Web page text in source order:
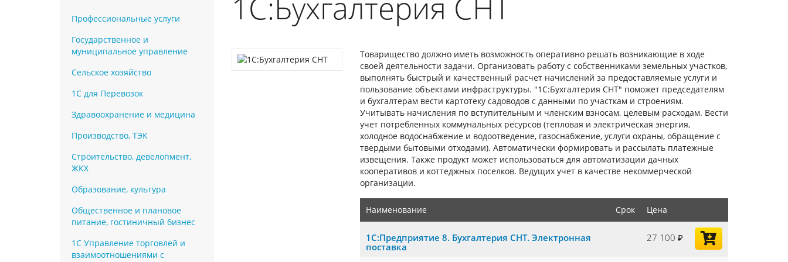
Профессиональные услуги
Государственное и
муниципальное управление
Сельское хозяйство
1С для Перевозок
Здравоохранение и медицина
Производство, ТЭК
Строительство, девелопмент,
ЖКХ
Образование, культура
Общественное и плановое
питание, гостиничный бизнес
1С Управление торговлей и
взаимоотношениями с
Товарищество должно иметь возможность оперативно решать возникающие в ходе
своей деятельности задачи. Организовать работу с собственниками земельных участков,
выполнять быстрый и качественный расчет начислений за предоставляемые услуги и
пользование объектами инфраструктуры. "1С:Бухгалтерия СНТ" поможет председателям
и бухгалтерам вести картотеку садоводов с данными по участкам и строениям.
Учитывать начисления по вступительным и членским взносам, целевым расходам. Вести
учет потребленных коммунальных ресурсов (тепловая и электрическая энергия,
холодное водоснабжение и водоотведение, газоснабжение, услуги охраны, обращение с
твердыми бытовыми отходами). Автоматически формировать и рассылать платежные
извещения. Также продукт может использоваться для автоматизации дачных
кооперативов и коттеджных поселков. Ведущих учет в качестве некоммерческой
организации.
Наименование Срок Цена
1С:Предприятие 8. Бухгалтерия СНТ. Электронная
поставка
27 100